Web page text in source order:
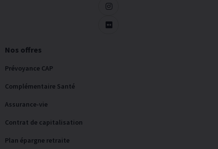
Nos offres
Prévoyance CAP
Complémentaire Santé
Assurance-vie
Contrat de capitalisation
Plan épargne retraite